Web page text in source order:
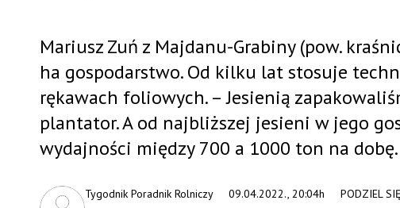
09.04.2022., 20:04h
Tygodnik Poradnik Rolniczy PODZIEL SIĘ
Mariusz Zuń z Majdanu-Grabiny (pow.
ha gospodarstwo. Od kilku lat stosuje
rękawach foliowych. – Jesienią
plantator. A od najbliższej jesieni w jego
wydajności między 700 a 1000 ton na dobę.